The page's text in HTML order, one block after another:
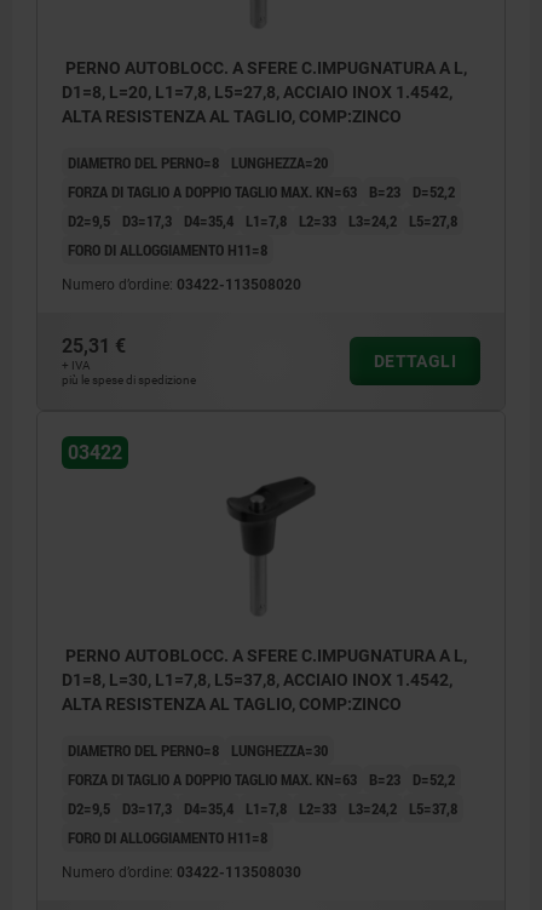
PERNO AUTOBLOCC. A SFERE C.IMPUGNATURA A L,
D1=8, L=20, L1=7,8, L5=27,8, ACCIAIO INOX 1.4542,
ALTA RESISTENZA AL TAGLIO, COMP:ZINCO
DIAMETRO DEL PERNO=8
LUNGHEZZA=20
FORZA DI TAGLIO A DOPPIO TAGLIO MAX. KN=63
B=23
D=52,2
D2=9,5
D3=17,3 D4=35,4 L1=7,8 L2=33 L3=24,2
L5=27,8
FORO DI ALLOGGIAMENTO H11=8
Numero d’ordine: 03422-113508020
25,31 €
+ IVA
più le spese di spedizione
DETTAGLI
03422
PERNO AUTOBLOCC. A SFERE C.IMPUGNATURA A L,
D1=8, L=30, L1=7,8, L5=37,8, ACCIAIO INOX 1.4542,
ALTA RESISTENZA AL TAGLIO, COMP:ZINCO
DIAMETRO DEL PERNO=8
LUNGHEZZA=30
FORZA DI TAGLIO A DOPPIO TAGLIO MAX. KN=63
B=23
D=52,2
D2=9,5
D3=17,3 D4=35,4 L1=7,8 L2=33 L3=24,2
L5=37,8
FORO DI ALLOGGIAMENTO H11=8
Numero d’ordine: 03422-113508030